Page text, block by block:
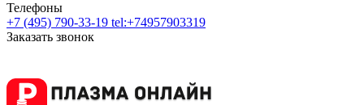
Телефоны
+7 (495) 790-33-19 tel:+74957903319
Заказать звонок